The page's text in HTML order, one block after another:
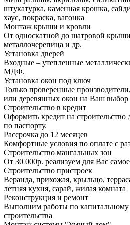
штукатурка, каменная крошка,
хаус, покраска, вагонка
Монтаж крыши и кровли
От односкатной до шатровой
металлочерепица и др.
Установка дверей
Входные – утепленные
МДФ.
Установка окон под ключ
Только проверенные
или деревянных окон на Ваш выбор
Строительство в кредит
Оформить кредит на
по паспорту.
Рассрочка до 12 месяцев
Комфортные условия по оплате с
Строительство мангальных зон
От 30 000р. реализуем для Вас
Строительство пристроек
Веранда, прихожая, крыльцо,
летняя кухня, сарай, жилая комната
Реконструкция и ремонт
Выполним работы по капитальному
строительства